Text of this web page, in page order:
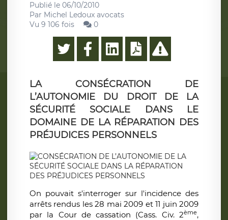
Publié le 06/10/2010
Par Michel Ledoux avocats
Vu 9 106 fois
0
LA CONSÉCRATION DE
L’AUTONOMIE DU DROIT DE LA
SÉCURITÉ SOCIALE DANS LE
DOMAINE DE LA RÉPARATION DES
PRÉJUDICES PERSONNELS
On pouvait s'interroger sur l'incidence des
arrêts rendus les 28 mai 2009 et 11 juin 2009
par la Cour de cassation (Cass. Civ. 2ème,